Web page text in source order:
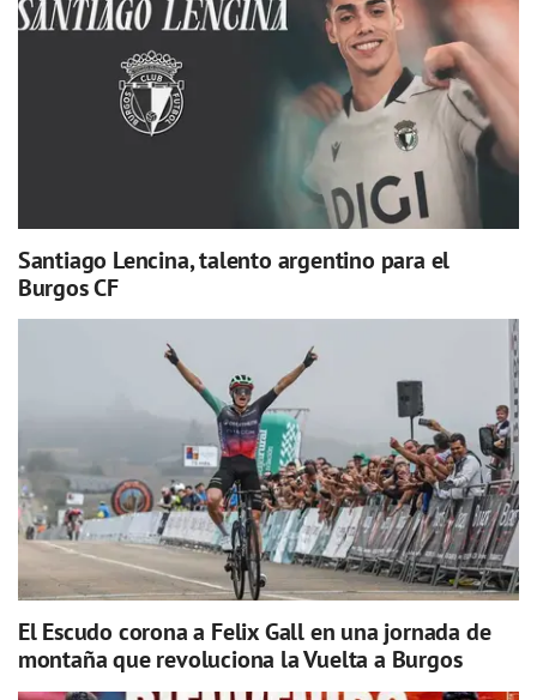
Santiago Lencina, talento argentino para el
Burgos CF
El Escudo corona a Felix Gall en una jornada de
montaña que revoluciona la Vuelta a Burgos